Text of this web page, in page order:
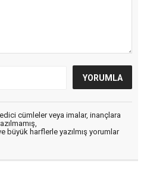
cümleler veya imalar, inançlara
büyük harflerle yazılmış yorumlar